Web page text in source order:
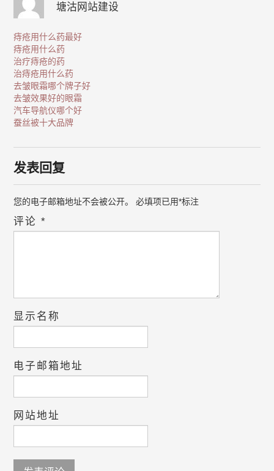
塘沽网站建设
痔疮用什么药最好
痔疮用什么药
治疗痔疮的药
治痔疮用什么药
去皱眼霜哪个牌子好
去皱效果好的眼霜
汽车导航仪哪个好
蚕丝被十大品牌
发表回复
您的电子邮箱地址不会被公开。 必填项已用*标注
评论*
显示名称
电子邮箱地址
网站地址